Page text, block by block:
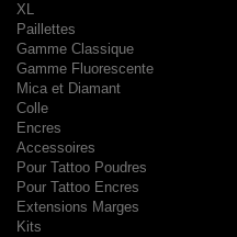
XL
Paillettes
Gamme Classique
Gamme Fluorescente
Mica et Diamant
Colle
Encres
Accessoires
Pour Tattoo Poudres
Pour Tattoo Encres
Extensions Marges
Kits